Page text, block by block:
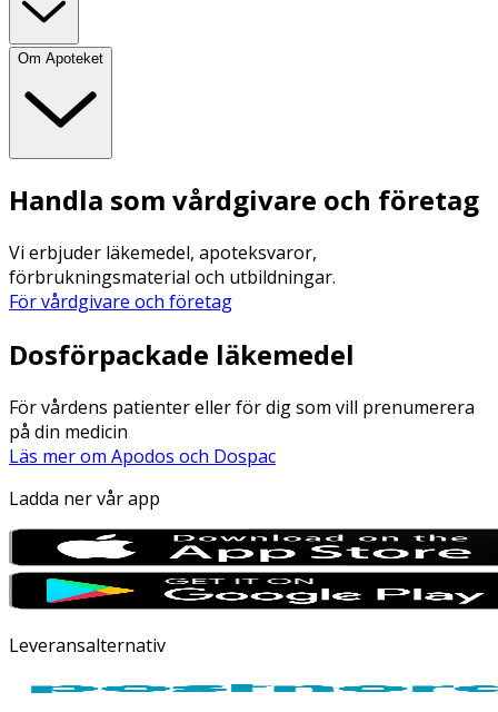
Om Apoteket
Handla som vårdgivare och företag
Vi erbjuder läkemedel, apoteksvaror,
förbrukningsmaterial och utbildningar.
För vårdgivare och företag
Dosförpackade läkemedel
För vårdens patienter eller för dig som vill prenumerera
på din medicin
Läs mer om Apodos och Dospac
Ladda ner vår app
Leveransalternativ